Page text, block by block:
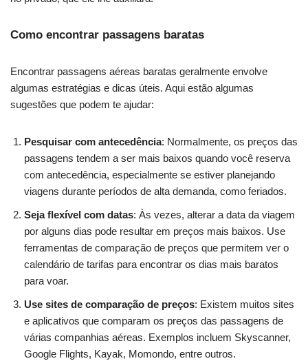
Como encontrar passagens baratas
Encontrar passagens aéreas baratas geralmente envolve
algumas estratégias e dicas úteis. Aqui estão algumas
sugestões que podem te ajudar:
Pesquisar com antecedência: Normalmente, os preços das
passagens tendem a ser mais baixos quando você reserva
com antecedência, especialmente se estiver planejando
viagens durante períodos de alta demanda, como feriados.
Seja flexível com datas: Às vezes, alterar a data da viagem
por alguns dias pode resultar em preços mais baixos. Use
ferramentas de comparação de preços que permitem ver o
calendário de tarifas para encontrar os dias mais baratos
para voar.
Use sites de comparação de preços: Existem muitos sites
e aplicativos que comparam os preços das passagens de
várias companhias aéreas. Exemplos incluem Skyscanner,
Google Flights, Kayak, Momondo, entre outros.